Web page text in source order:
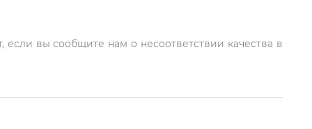
вы сообщите нам о несоответствии качества в